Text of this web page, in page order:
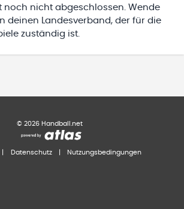
noch nicht abgeschlossen. Wende
deinen Landesverband, der für die
zuständig ist.
© 2026 Handball.net
Datenschutz Nutzungsbedingungen